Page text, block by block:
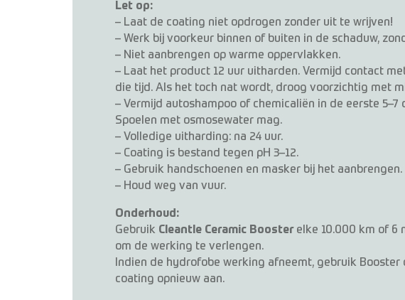
Let op:
– Laat de coating niet opdrogen zonder uit te wrijven!
– Werk bij voorkeur binnen of buiten in de schaduw,
– Niet aanbrengen op warme oppervlakken.
– Laat het product 12 uur uitharden. Vermijd contact
die tijd. Als het toch nat wordt, droog voorzichtig met
– Vermijd autoshampoo of chemicaliën in de eerste 5–7
Spoelen met osmosewater mag.
– Volledige uitharding: na 24 uur.
– Coating is bestand tegen pH 3–12.
– Gebruik handschoenen en masker bij het aanbrengen.
– Houd weg van vuur.
Onderhoud:
Gebruik Cleantle Ceramic Boosterelke 10.000 km of 6
om de werking te verlengen.
Indien de hydrofobe werking afneemt, gebruik Booster
coating opnieuw aan.